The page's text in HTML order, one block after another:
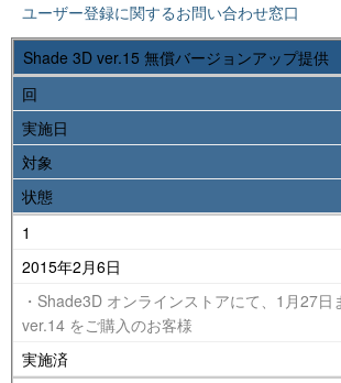
ユーザー登録に関するお問い合わせ窓口
Shade 3D ver.15 無償バージョンアップ提供
回
実施日
対象
状態
1
2015年2月6日
・Shade3D オンラインストアにて、1月27
ver.14 をご購入のお客様
実施済